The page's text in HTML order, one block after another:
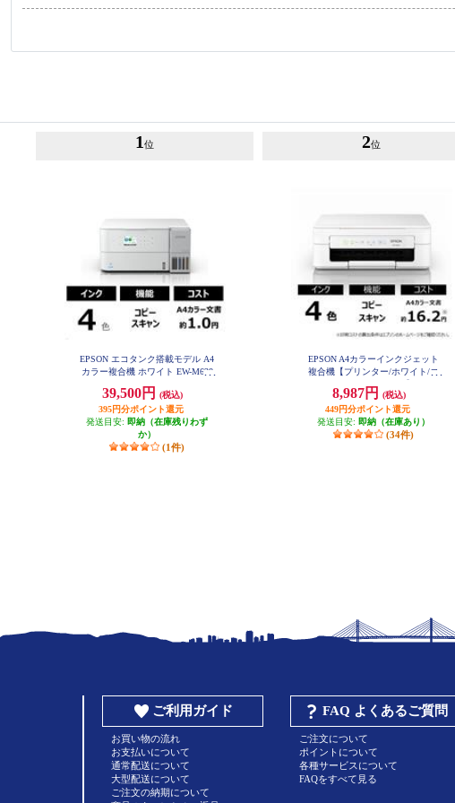
1 位
EPSON エコタンク搭載モデル A4
カラー複合機 ホワイト EW-M638
39,500円
(税込)
395円分ポイント還元
発送目安: 即納（在庫残りわず
か）
(1件)
2位
EPSON A4カラーインクジェット
複合機【プリンター/ホワイト/コ
6A
8,987円
(税込)
449円分ポイント還元
発送目安: 即納（在庫あり）
(34件)
ご利用ガイド
お買い物の流れ
お支払いについて
通常配送について
大型配送について
ご注文の納期について
FAQ よくあるご質問
ご注文について
ポイントについて
各種サービスについて
FAQをすべて見る